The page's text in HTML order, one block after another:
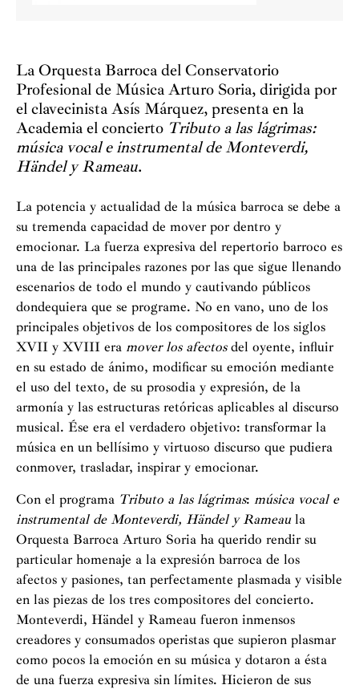
La Orquesta Barroca del Conservatorio
Profesional de Música Arturo Soria, dirigida por
el clavecinista Asís Márquez, presenta en la
Academia el concierto Tributo a las lágrimas:
música vocal e instrumental de Monteverdi,
Händel y Rameau.
La potencia y actualidad de la música barroca se debe a
su tremenda capacidad de mover por dentro y
emocionar. La fuerza expresiva del repertorio barroco es
una de las principales razones por las que sigue llenando
escenarios de todo el mundo y cautivando públicos
dondequiera que se programe. No en vano, uno de los
principales objetivos de los compositores de los siglos
XVII y XVIII era mover los afectosdel oyente, influir
en su estado de ánimo, modificar su emoción mediante
el uso del texto, de su prosodia y expresión, de la
armonía y las estructuras retóricas aplicables al discurso
musical. Ése era el verdadero objetivo: transformar la
música en un bellísimo y virtuoso discurso que pudiera
conmover, trasladar, inspirar y emocionar.
Con el programa Tributo a las lágrimas: música vocal e
instrumental de Monteverdi, Händel y Rameaula
Orquesta Barroca Arturo Soria ha querido rendir su
particular homenaje a la expresión barroca de los
afectos y pasiones, tan perfectamente plasmada y visible
en las piezas de los tres compositores del concierto.
Monteverdi, Händel y Rameau fueron inmensos
creadores y consumados operistas que supieron plasmar
como pocos la emoción en su música y dotaron a ésta
de una fuerza expresiva sin límites. Hicieron de sus